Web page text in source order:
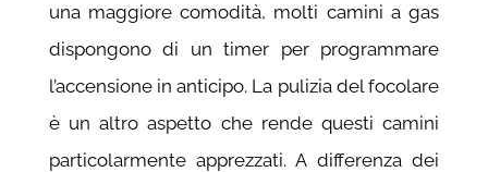
una maggiore comodità, molti camini a gas
dispongono di un timer per programmare
l’accensione in anticipo. La pulizia del focolare
è un altro aspetto che rende questi camini
particolarmente apprezzati. A differenza dei